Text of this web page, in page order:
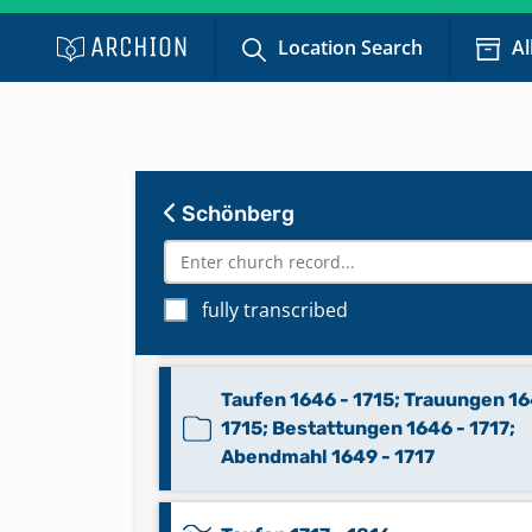
Location Search
Schönberg
fully transcribed
Konfirmationen 1911 - 1959
Taufen 1563 - 1606; Trauungen
Abendmahl 1580 - 1634
Taufen 1646 - 1715; Trauungen
1715; Bestattungen 1646 - 1717;
Abendmahl 1649 - 1717